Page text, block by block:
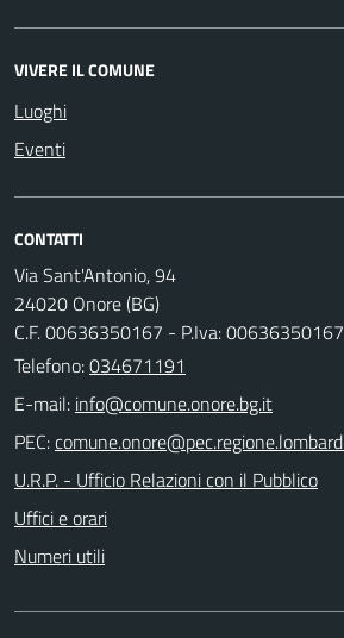
VIVERE IL COMUNE
Luoghi
Eventi
CONTATTI
Via Sant'Antonio, 94
24020 Onore (BG)
C.F. 00636350167 - P.Iva: 00636350167
Telefono:034671191
E-mail:
PEC:
U.R.P. - Ufficio Relazioni con il Pubblico
Uffici e orari
Numeri utili